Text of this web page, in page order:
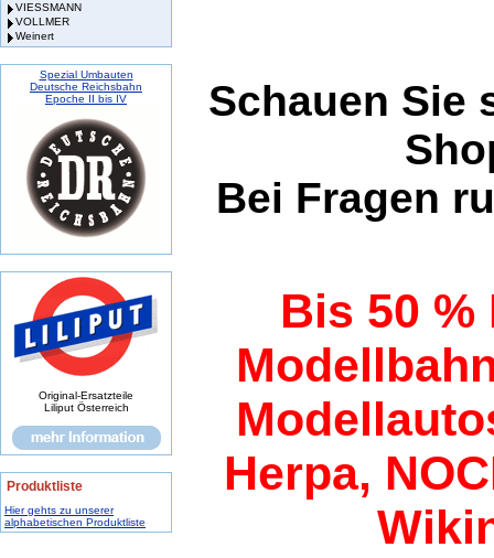
VIESSMANN
VOLLMER
Weinert
Spezial Umbauten
Deutsche Reichsbahn
Epoche II bis IV
Original-Ersatzteile
Liliput Österreich
Produktliste
Hier gehts zu unserer
alphabetischen Produktliste
Schauen Sie
Bei Fragen
Bis 50 %
Herpa,